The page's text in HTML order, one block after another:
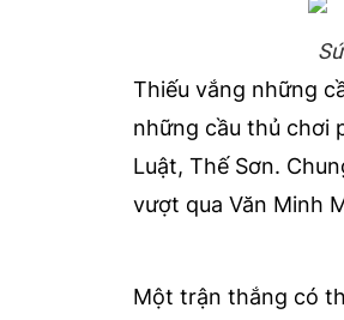
Thiếu vắng những
những cầu thủ chơi
Luật, Thế Sơn.
vượt qua Văn Minh
Một trận thắng có